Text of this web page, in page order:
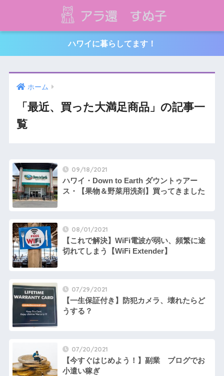
ハワイに暮らしてます！
ホーム
「最近、買った大満足商品」の記事一
覧
09/18/2021
ハワイ・Down to Earth ダウントゥアー
ス・【果物＆野菜用洗剤】買ってきました
08/01/2021
【これで解決】WiFi電波が弱い、頻繁に途
切れてしまう【WiFi Extender】
07/29/2021
【一生保証付き】防犯カメラ、壊れたらど
うする？
07/20/2021
【今すぐはじめよう！】副業 ブログでお
小遣い稼ぎ